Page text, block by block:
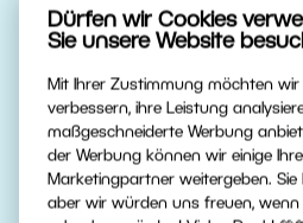
Dürfen wir Cookies
Sie unsere Website
Mit Ihrer Zustimmung möchten wir
verbessern, ihre Leistung
maßgeschneiderte Werbung
der Werbung können wir einige
Marketingpartner weitergeben. Sie
aber wir würden uns freuen, wenn